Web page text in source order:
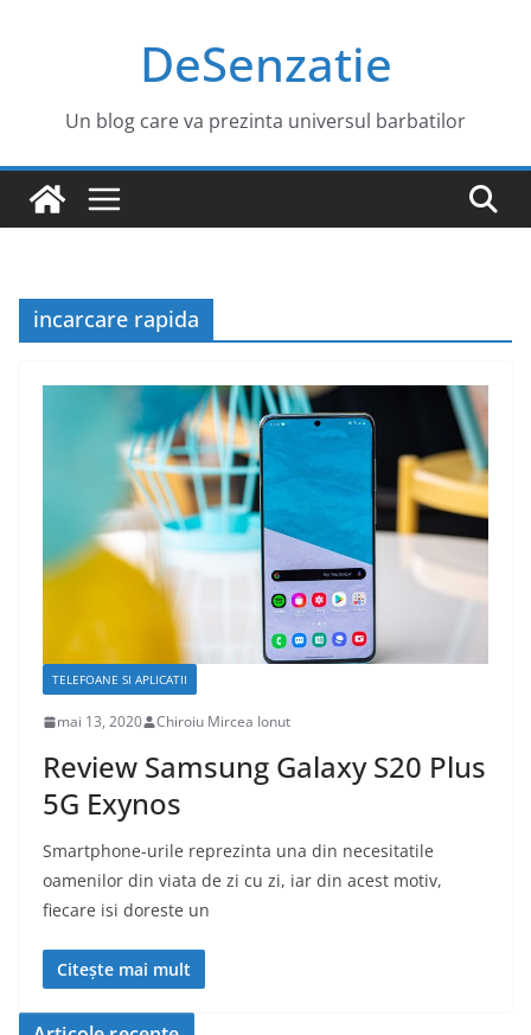
DeSenzatie
Un blog care va prezinta universul barbatilor
incarcare rapida
TELEFOANE SI APLICATII
mai 13, 2020 Chiroiu Mircea Ionut
Review Samsung Galaxy S20 Plus
5G Exynos
Smartphone-urile reprezinta una din necesitatile
oamenilor din viata de zi cu zi, iar din acest motiv,
fiecare isi doreste un
Citește mai mult